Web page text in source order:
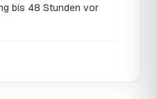
bis 48 Stunden vor